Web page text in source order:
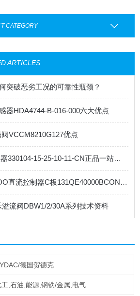
CATEGORY
ARTICLES
突破恶劣工况的可靠性瓶颈？
器HDA4744-B-016-000六大优点
VCCM8210G127优点
Bently本特利传感器330104-15-25-10-11-CN正品一站式直发
安萨尔多ANSALDO直流控制器C板131QE40000BCONDBE系列技术资料
流阀DBW1/2/30A系列技术资料
德国贺德克
工,石油,能源,钢铁/金属,电气